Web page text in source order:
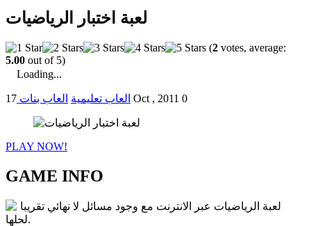
لعبة اختبار الرياضيات
(2 votes, average:
5.00 out of 5)
Loading...
العاب تعليمية العاب بنات 17 Oct , 2011 0
PLAY NOW!
GAME INFO
لعبة الرياضيات عبر الانترنت مع وجود مسائل لا نهائي تقريبا
لحلها.